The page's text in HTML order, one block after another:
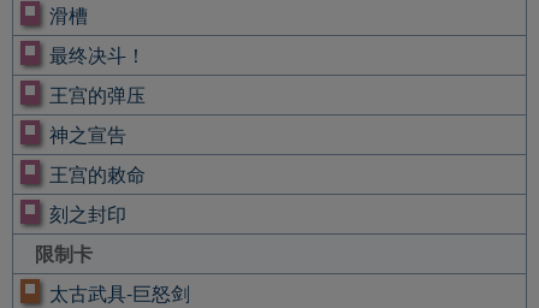
滑槽
最终决斗！
王宫的弹压
神之宣告
王宫的敕命
刻之封印
限制卡
太古武具-巨怒剑